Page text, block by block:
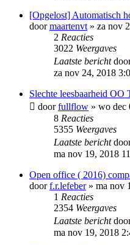
[Opgelost] Automatisch
doormaartenvt » za nov
2 Reacties
3022 Weergaves
Laatste bericht
za nov 24, 2018
Slechte leesbaarheid OO
doorfullflow » wo dec
8 Reacties
5355 Weergaves
Laatste bericht
ma nov 19, 2018
Open office ( 2016)
doorf.r.lefeber» ma nov
1 Reacties
2354 Weergaves
Laatste bericht
ma nov 19, 2018